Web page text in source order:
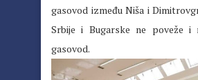
gasovod između Niša i
Srbije i Bugarske ne poveže i
gasovod.